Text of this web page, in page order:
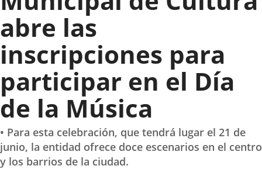
abre las
inscripciones para
participar en el Día
de la Música
• Para esta celebración, que tendrá lugar el 21 de
junio, la entidad ofrece doce escenarios en el centro
y los barrios de la ciudad.